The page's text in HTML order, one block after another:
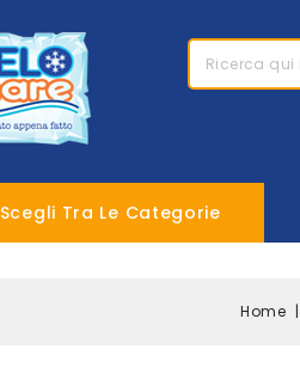
Scegli Tra Le Categorie
Home